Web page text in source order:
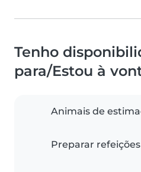
Tenho
para/Estou à
Animais de
Preparar refeições